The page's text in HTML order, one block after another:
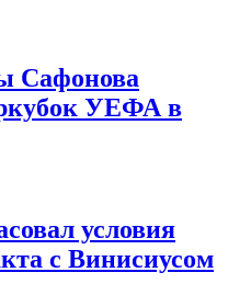
Сафонова
УЕФА в
условия
с Винисиусом